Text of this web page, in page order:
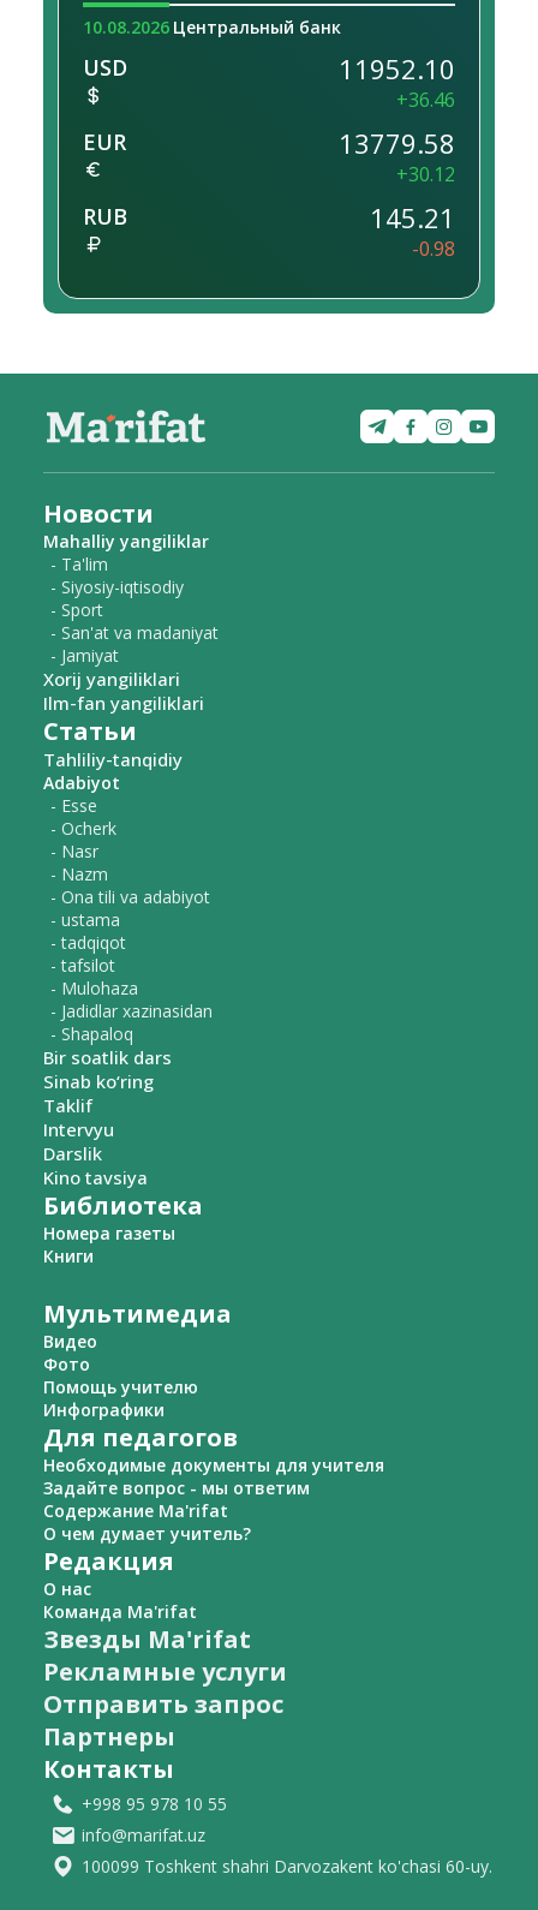
10.08.2026 Центральный банк
USD 11952.10
+36.46
EUR 13779.58
+30.12
RUB 145.21
-0.98
Новости
Mahalliy yangiliklar
- Ta'lim
- Siyosiy-iqtisodiy
- Sport
- San'at va madaniyat
- Jamiyat
Xorij yangiliklari
Ilm-fan yangiliklari
Статьи
Tahliliy-tanqidiy
Adabiyot
- Esse
- Ocherk
- Nasr
- Nazm
- Ona tili va adabiyot
- ustama
- tadqiqot
- tafsilot
- Mulohaza
- Jadidlar xazinasidan
- Shapaloq
Bir soatlik dars
Sinab ko‘ring
Taklif
Intervyu
Darslik
Kino tavsiya
Библиотека
Номера газеты
Книги
Мультимедиа
Видео
Фото
Помощь учителю
Инфографики
Для педагогов
Необходимые документы для учителя
Задайте вопрос - мы ответим
Содержание Ma'rifat
О чем думает учитель?
Редакция
О нас
Команда Ma'rifat
Звезды Ma'rifat
Рекламные услуги
Отправить запрос
Партнеры
Контакты
+998 95 978 10 55
info@marifat.uz
100099 Toshkent shahri Darvozakent ko'chasi 60-uy.